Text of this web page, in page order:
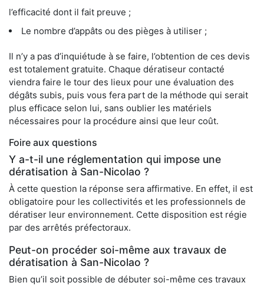
l’efficacité dont il fait preuve ;
Le nombre d’appâts ou des pièges à utiliser ;
Il n’y a pas d’inquiétude à se faire, l’obtention de ces devis
est totalement gratuite. Chaque dératiseur contacté
viendra faire le tour des lieux pour une évaluation des
dégâts subis, puis vous fera part de la méthode qui serait
plus efficace selon lui, sans oublier les matériels
nécessaires pour la procédure ainsi que leur coût.
Foire aux questions
Y a-t-il une réglementation qui impose une
dératisation à San-Nicolao ?
À cette question la réponse sera affirmative. En effet, il est
obligatoire pour les collectivités et les professionnels de
dératiser leur environnement. Cette disposition est régie
par des arrêtés préfectoraux.
Peut-on procéder soi-même aux travaux de
dératisation à San-Nicolao ?
Bien qu’il soit possible de débuter soi-même ces travaux